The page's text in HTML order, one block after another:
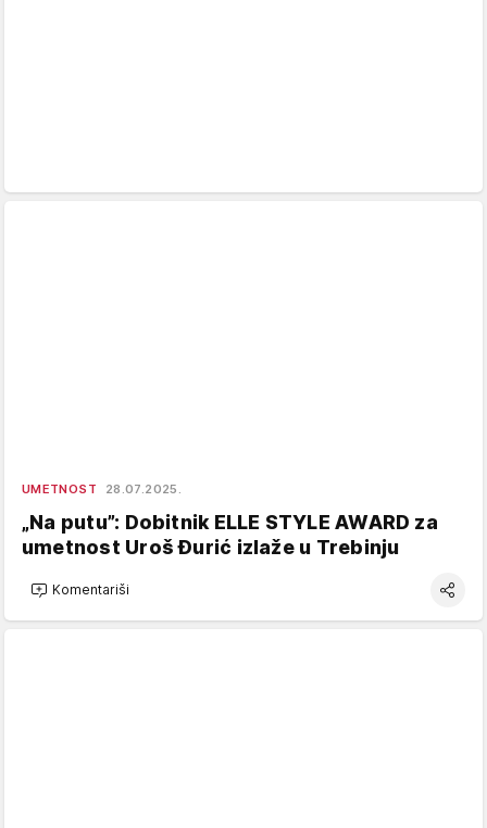
UMETNOST 28.07.2025.
„Na putu”: Dobitnik ELLE STYLE AWARD za
umetnost Uroš Đurić izlaže u Trebinju
Komentariši